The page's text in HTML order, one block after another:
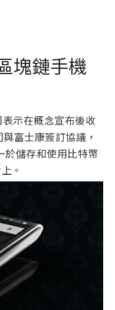
塊鏈手機
示在概念宣布後收
富士康簽訂協議，
儲存和使用比特幣
。